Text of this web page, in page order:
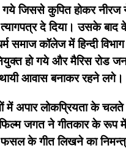
गये जिससे कुपित होकर नीरज
दे दिया। उसके बाद वे
समाज कॉलेज में हिन्दी
हो गये और मैरिस रोड
आवास बनाकर रहने लगे।
में अपार लोकप्रियता के चलते
जगत ने गीतकार के रूप
के गीत लिखने का